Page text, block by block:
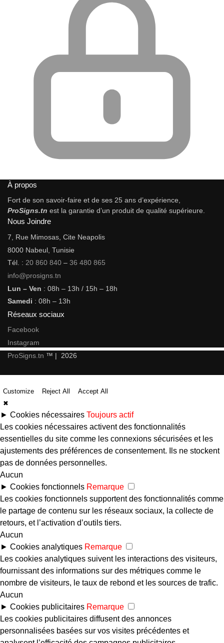
À propos
Fort de son savoir-faire et de ses 25 ans d’expérience,
ProSigns.tn est la garantie d’un produit de qualité supérieure.
Nous Joindre
7, Rue Mimosas, Cite Neapolis
8000 Nabeul, Tunisie
Tél. : 20 860 840 – 36 480 865
info@prosigns.tn
Lun – Ven : 08h – 13h / 15h – 18h
Samedi : 08h – 13h
Réseaux sociaux
Facebook
Instagram
ProSigns.tn ™ | 2026
Customize Reject All
Accept All
✖
► Cookies nécessaires Toujours actif
Les cookies nécessaires activent des fonctionnalités
essentielles du site comme les connexions sécurisées et les
ajustements des préférences de consentement. Ils ne stockent
pas de données personnelles.
Aucun
► Cookies fonctionnels Remarque
Les cookies fonctionnels supportent des fonctionnalités comme
le partage de contenu sur les réseaux sociaux, la collecte de
retours, et l’activation d’outils tiers.
Aucun
► Cookies analytiques Remarque
Les cookies analytiques suivent les interactions des visiteurs,
fournissant des informations sur des métriques comme le
nombre de visiteurs, le taux de rebond et les sources de trafic.
Aucun
► Cookies publicitaires Remarque
Les cookies publicitaires diffusent des annonces
personnalisées basées sur vos visites précédentes et